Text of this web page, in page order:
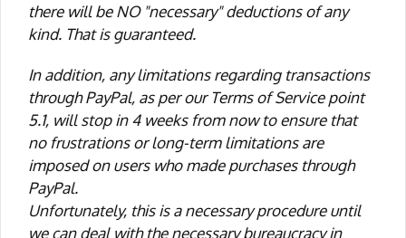
there will be NO "necessary" deductions of any
kind. That is guaranteed.
In addition, any limitations regarding transactions
through PayPal, as per our Terms of Service point
5.1, will stop in 4 weeks from now to ensure that
no frustrations or long-term limitations are
imposed on users who made purchases through
PayPal.
Unfortunately, this is a necessary procedure until
we can deal with the necessary bureaucracy in